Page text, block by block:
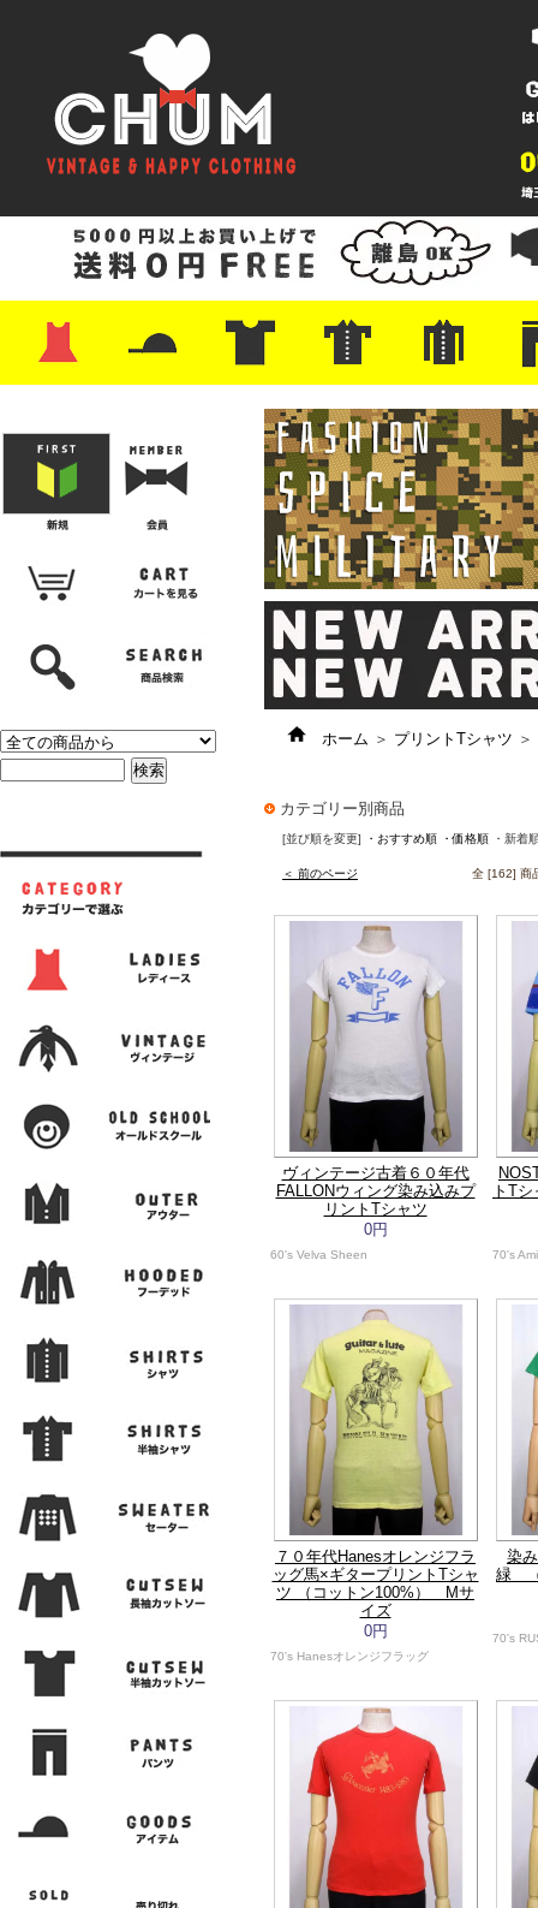
・レザーシューズ/スニーカー
・プリントTシャツ
・バンド/ツアー
・キャラクター
・Nike/adidas/スポーツ
・チャンピオン
・サーフ/スケート
・ボーダー/総柄/無地
・フットボール/リンガー
・タンクトップ/NBA・ポロシャツ
・半袖シャツ
・アロハ/サーフ/ボーリング
・ラルフ/ブランド
・無地/チェック/ストラ
・ワーク/ミリタリー/ウ
ン
・ネル/ウール ・ショ
・アウ
・ジー
・
・ミリ
・コー
・コッ
・オー
・ジャ
ン
ホーム ＞ プリントTシャツ ＞
カテゴリー別商品
[並び順を変更] ・おすすめ順 ・価格順 ・新着
＜ 前のページ 全 [162] 商
ヴィンテージ古着６０年代
FALLONウィング染み込みプ
リントTシャツ
0円
60's Velva Sheen
トT
70's
７０年代Hanesオレンジフラ
ッグ馬×ギタープリントTシャ
ツ （コットン100%） Mサ
イズ
0円
70's Hanesオレンジフラッグ
染
緑 （
70's